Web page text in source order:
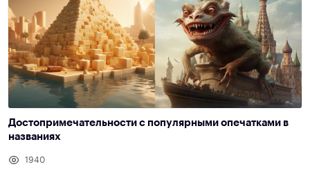
Достопримечательности с популярными опечатками в
названиях
1940